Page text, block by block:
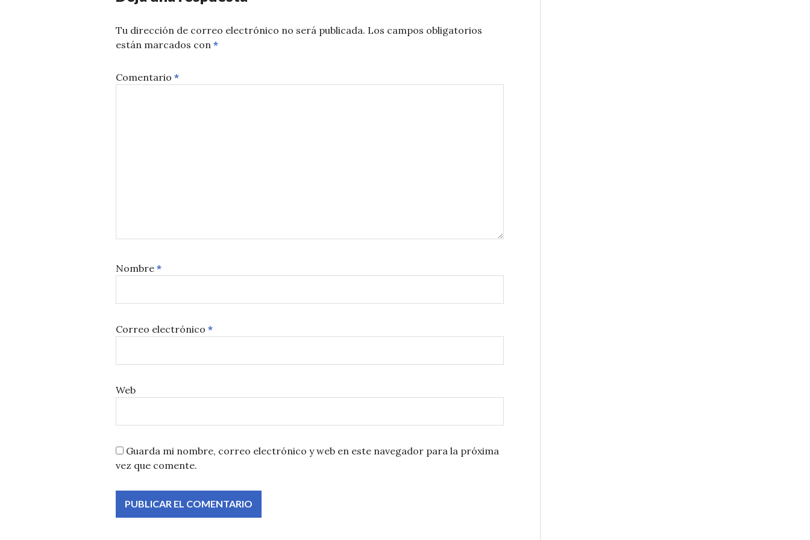
Tu dirección de correo electrónico no será publicada. Los campos obligatorios
están marcados con *
Comentario *
Nombre *
Correo electrónico *
Web
Guarda mi nombre, correo electrónico y web en este navegador para la próxima
vez que comente.